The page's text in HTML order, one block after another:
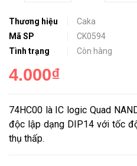
Thương hiệu
Caka
Mã SP
CK0594
Tình trạng
Còn hàng
4.000₫
74HC00 là IC logic Quad
độc lập dạng DIP14 với tốc
thụ thấp.